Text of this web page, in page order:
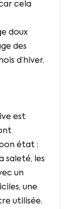
cela
doux
des
d’hiver.
est
état :
saleté, les
un
une
utilisée.